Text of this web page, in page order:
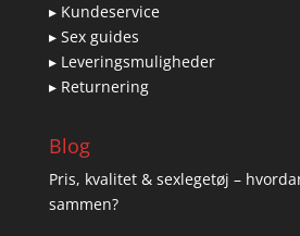
▸ Kundeservice
▸ Sex guides
▸ Leveringsmuligheder
▸ Returnering
Blog
Pris, kvalitet & sexlegetøj –
sammen?